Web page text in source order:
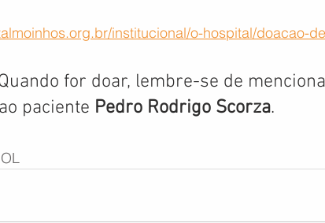
institucional/o-hospital/doacao-
for doar, lembre-se de
paciente Pedro Rodrigo Scorza.